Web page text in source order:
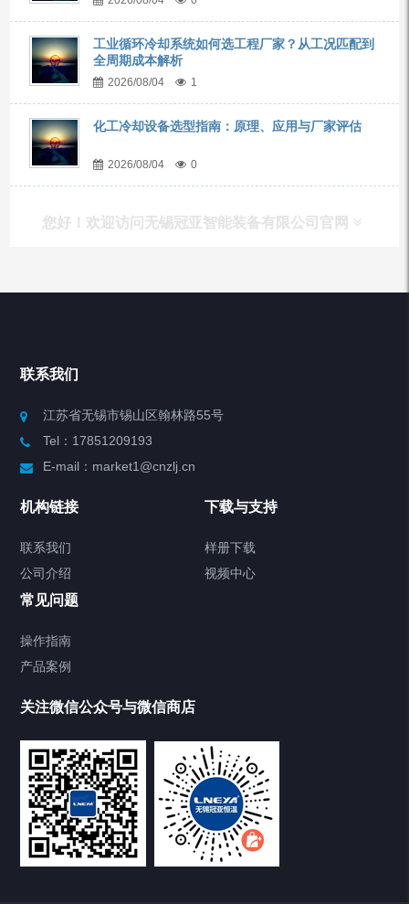
工业循环冷却系统如何选工程厂家？从工况匹配到
全周期成本解析
2026/08/04 1
化工冷却设备选型指南：原理、应用与厂家评估
2026/08/04 0
您好！欢迎访问无锡冠亚智能装备有限公司官网
产品列表
制冷加热动态控温系统
Chiller直冷控温机组
Heating Circulator加热循环器
Freezer低温箱
VOCs冷凝回收装置
联系我们
江苏省无锡市锡山区翰林路55号
Tel：17851209193
E-mail：market1@cnzlj.cn
机构链接
联系我们
公司介绍
下载与支持
样册下载
视频中心
常见问题
操作指南
产品案例
关注微信公众号与微信商店